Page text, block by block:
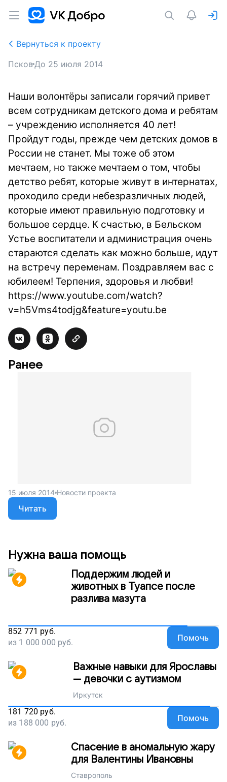
Вернуться к проекту
Псков До 25 июля 2014
Наши волонтёры записали горячий привет
всем сотрудникам детского дома и ребятам
– учреждению исполняется 40 лет!
Пройдут годы, прежде чем детских домов в
России не станет. Мы тоже об этом
мечтаем, но также мечтаем о том, чтобы
детство ребят, которые живут в интернатах,
проходило среди небезразличных людей,
которые имеют правильную подготовку и
большое сердце. К счастью, в Бельском
Устье воспитатели и администрация очень
стараются сделать как можно больше, идут
на встречу переменам. Поздравляем вас с
юбилеем! Терпения, здоровья и любви!
https://www.youtube.com/watch?
v=h5Vms4todjg&feature=youtu.be
Ранее
15 июля 2014 Новости проекта
Читать
Нужна ваша помощь
Поддержим людей и
животных в Туапсе после
разлива мазута
852 771 руб.
из 1 000 000 руб. Помочь
Важные навыки для Ярославы
— девочки с аутизмом
Иркутск
181 720 руб.
из 188 000 руб. Помочь
Спасение в аномальную жару
для Валентины Ивановны
Ставрополь